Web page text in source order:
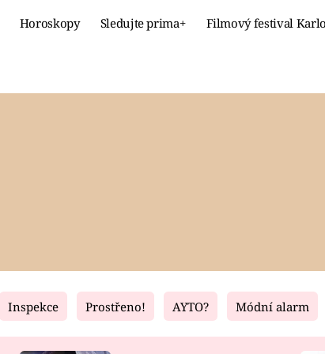
Horoskopy Sledujte prima+ Filmový festival
Fresh Living
Inspekce Prostřeno! AYTO? Módní alarm